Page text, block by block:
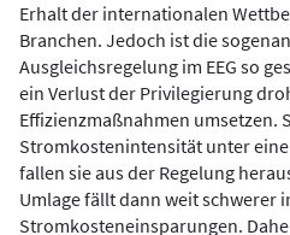
Erhalt der internationalen
Branchen. Jedoch ist die
Ausgleichsregelung im EEG so
ein Verlust der Privilegierung
Effizienzmaßnahmen umsetzen.
Stromkostenintensität unter
fallen sie aus der Regelung
Umlage fällt dann weit schwerer
Stromkosteneinsparungen.